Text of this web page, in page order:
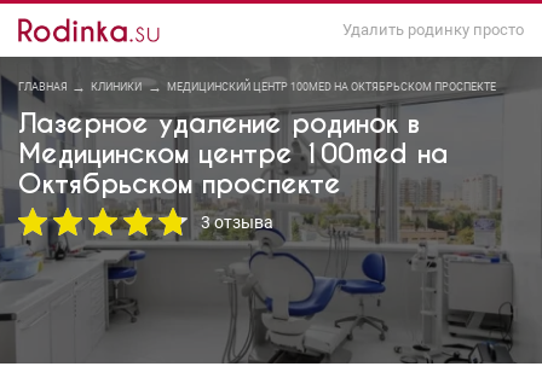
Удалить родинку просто
ГЛАВНАЯ КЛИНИКИ МЕДИЦИНСКИЙ ЦЕНТР 100MED НА ОКТЯБРЬСКОМ ПРОСПЕКТЕ
Лазерное удаление родинок в
Медицинском центре 100med на
Октябрьском проспекте
3 отзыва